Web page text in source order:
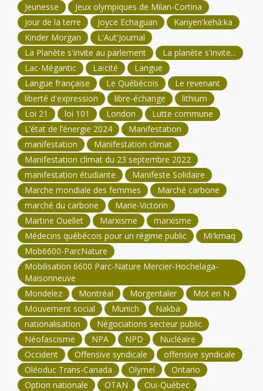
Jeunesse
Jeux olympiques de Milan-Cortina
Jour de la terre
Joyce Echaguan
Kanyen'kehà:ka
Kinder Morgan
L'Aut'Journal
La Planète s'invite au parlement
La planète s'invite...
Lac-Mégantic
Laïcité
Langue
Langue française
Le Québécois
Le revenant
liberté d'expression
libre-échange
lithium
Loi 21
loi 101 London
Lutte commune
L’état de l’énergie 2024
Manifestation
manifestation
Manifestation climat
Manifestation climat du 23 septembre 2022
manifestation étudiante
Manifeste Solidaire
Marche mondiale des femmes
Marché carbone
marché du carbone
Marie-Victorin
Martine Ouellet
Marxisme
marxisme
Médecins québécois pour un régime public
Mi'kmaq
Mob6600-ParcNature
Mobilisation 6600 Parc-Nature Mercier-Hochelaga-
Maisonneuve
Mondelez
Montréal Morgentaler
Mot en N
Mouvement social
Munich
Nakba
nationalisation
Négociations secteur public
Néofascisme
NPA NPD
Nucléaire
Occident
Offensive syndicale
offensive syndicale
Oléoduc Trans-Canada
Olymel
Ontario
Option nationale
OTAN
Oui-Québec